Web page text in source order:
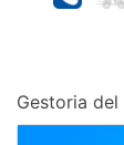
Gestoria